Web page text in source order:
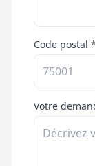
Code postal *
Votre